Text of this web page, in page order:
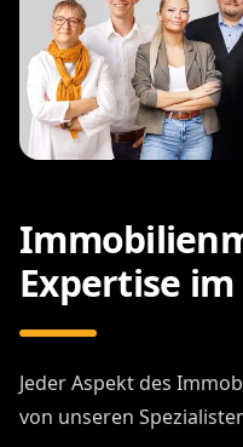
Expertise
Jeder Aspekt des
von unseren